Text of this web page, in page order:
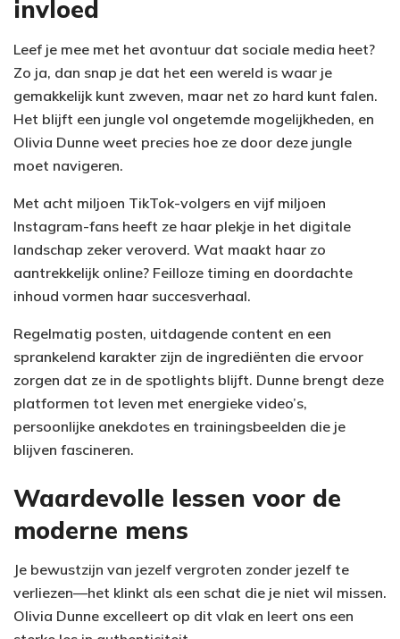
invloed
Leef je mee met het avontuur dat sociale media heet?
Zo ja, dan snap je dat het een wereld is waar je
gemakkelijk kunt zweven, maar net zo hard kunt falen.
Het blijft een jungle vol ongetemde mogelijkheden, en
Olivia Dunne weet precies hoe ze door deze jungle
moet navigeren.
Met acht miljoen TikTok-volgers en vijf miljoen
Instagram-fans heeft ze haar plekje in het digitale
landschap zeker veroverd. Wat maakt haar zo
aantrekkelijk online? Feilloze timing en doordachte
inhoud vormen haar succesverhaal.
Regelmatig posten, uitdagende content en een
sprankelend karakter zijn de ingrediënten die ervoor
zorgen dat ze in de spotlights blijft. Dunne brengt deze
platformen tot leven met energieke video’s,
persoonlijke anekdotes en trainingsbeelden die je
blijven fascineren.
Waardevolle lessen voor de
moderne mens
Je bewustzijn van jezelf vergroten zonder jezelf te
verliezen—het klinkt als een schat die je niet wil missen.
Olivia Dunne excelleert op dit vlak en leert ons een